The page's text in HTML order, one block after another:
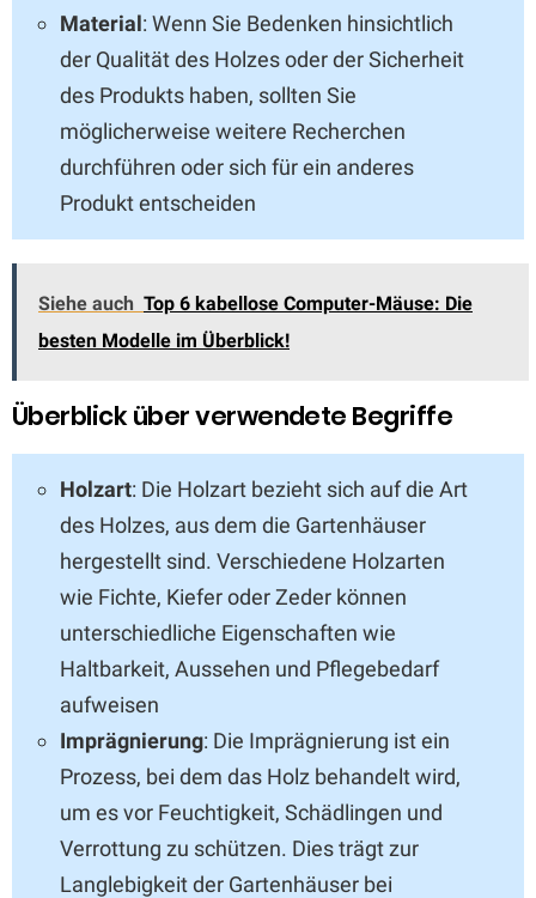
Material: Wenn Sie Bedenken hinsichtlich
der Qualität des Holzes oder der Sicherheit
des Produkts haben, sollten Sie
möglicherweise weitere Recherchen
durchführen oder sich für ein anderes
Produkt entscheiden
Siehe auch Top 6 kabellose Computer-Mäuse: Die
besten Modelle im Überblick!
Überblick über verwendete Begriffe
Holzart: Die Holzart bezieht sich auf die Art
des Holzes, aus dem die Gartenhäuser
hergestellt sind. Verschiedene Holzarten
wie Fichte, Kiefer oder Zeder können
unterschiedliche Eigenschaften wie
Haltbarkeit, Aussehen und Pflegebedarf
aufweisen
Imprägnierung: Die Imprägnierung ist ein
Prozess, bei dem das Holz behandelt wird,
um es vor Feuchtigkeit, Schädlingen und
Verrottung zu schützen. Dies trägt zur
Langlebigkeit der Gartenhäuser bei